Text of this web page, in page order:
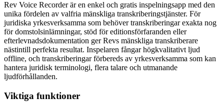
Rev Voice Recorder är en enkel och gratis inspelningsapp med den
unika fördelen av valfria mänskliga transkriberingstjänster. För
juridiska yrkesverksamma som behöver transkriberingar exakta nog
för domstolsinlämningar, stöd för editionsförfaranden eller
efterlevnadsdokumentation ger Revs mänskliga transkriberare
nästintill perfekta resultat. Inspelaren fångar högkvalitativt ljud
offline, och transkriberingar förbereds av yrkesverksamma som kan
hantera juridisk terminologi, flera talare och utmanande
ljudförhållanden.
Viktiga funktioner